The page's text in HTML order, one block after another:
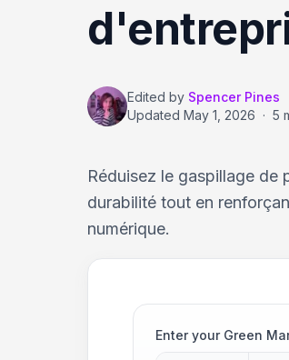
Edited by Spencer Pines
Updated May 1, 2026 · 5
Réduisez le gaspillage de
durabilité tout en
numérique.
Enter your Green